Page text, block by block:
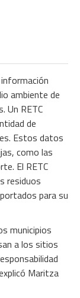
ambiente de
Un RETC
de
Estos datos
como las
El RETC
residuos
para su
municipios
a los sitios
Maritza